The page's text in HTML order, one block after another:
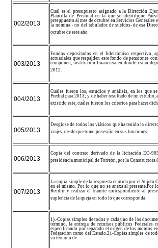
002/2013
Cuál es el presupuesto asignado a la Dirección
Plantilla de Personal en la que se identifique
presupuesto al mes de octubre en Servicios
la nómina - no del tabulador de sueldos- de esa
octubre de este año
003/2013
Fondos depositados en el fideicomiso respectivo,
actuariales que respalden este fondo de pensiones
componen, institución financiera en donde están
2012.
004/2013
Cuáles fueron los, estudios y análisis, en los que
Predial para 2013; y de haber resultado de un
existido este, cuáles fueron los criterios para hacer
005/2013
Desglose de todos los viáticos que ha tenido la
viajes, desde que tomo posesión en sus funciones.
006/2013
Copia del contrato derivado de la licitación EO-
presidencia municipal de Torreón, por la Constructora
007/2013
La copia simple de la respuesta emitida por el Sujeto
en el mismo. Por lo que no se anexa al presente.Por
Recibir y realizar el trámite correspondiente al
suplencia de la queja en todo lo que corresponda.
1).-Copias simples de todos y cada uno de los
término, la entrega de recursos públicos Federales
especificando por separado el origen de los montos
Federación como del Estado.2).-Copias simples de
su término de